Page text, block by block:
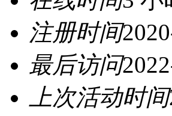
注册时间
最后访问
上次活动时间